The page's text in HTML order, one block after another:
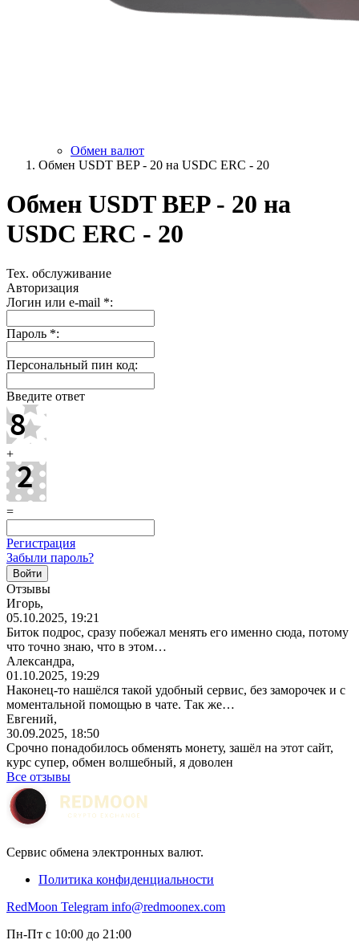
Обмен валют
Обмен USDT BEP - 20 на USDC ERC - 20
Обмен USDT BEP - 20 на
USDC ERC - 20
Тех. обслуживание
Авторизация
Логин или e-mail *:
Пароль *:
Персональный пин код:
Введите ответ
+
=
Регистрация
Забыли пароль?
Отзывы
Игорь,
05.10.2025, 19:21
Биток подрос, сразу побежал менять его именно сюда, потому
что точно знаю, что в этом…
Александра,
01.10.2025, 19:29
Наконец-то нашёлся такой удобный сервис, без заморочек и с
моментальной помощью в чате. Так же…
Евгений,
30.09.2025, 18:50
Срочно понадобилось обменять монету, зашёл на этот сайт,
курс супер, обмен волшебный, я доволен
Все отзывы
Сервис обмена электронных валют.
Политика конфиденциальности
RedMoon Telegram info@redmoonex.com
Пн-Пт с 10:00 до 21:00